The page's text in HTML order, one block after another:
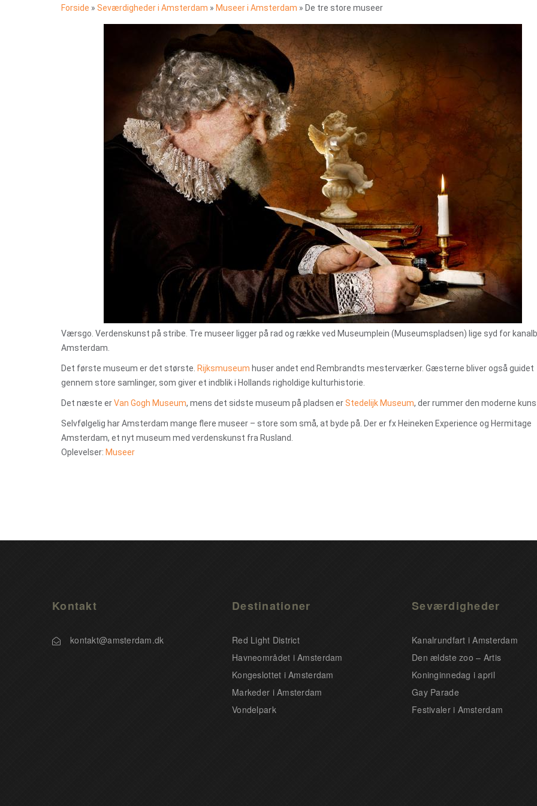
Forside » Seværdigheder i Amsterdam » Museer i Amsterdam » De tre store museer
Værsgo. Verdenskunst på stribe. Tre museer ligger på rad og række ved Museumplein (Museumspladsen) lige syd for
Amsterdam.
Det første museum er det største. Rijksmuseum huser andet end Rembrandts mesterværker. Gæsterne bliver også guidet
gennem store samlinger, som giver et indblik i Hollands righoldige kulturhistorie.
Det næste erVan Gogh Museum, mens det sidste museum på pladsen erStedelijk Museum, der rummer den moderne
Selvfølgelig har Amsterdam mange flere museer – store som små, at byde på. Der er fx Heineken Experience og Hermitage
Amsterdam, et nyt museum med verdenskunst fra Rusland.
Oplevelser: Museer
Kontakt
kontakt@amsterdam.dk
Destinationer
Red Light District
Havneområdet i Amsterdam
Kongeslottet i Amsterdam
Markeder i Amsterdam
Vondelpark
Seværdigheder
Kanalrundfart i Amsterdam
Den ældste zoo – Artis
Koninginnedag i april
Gay Parade
Festivaler i Amsterdam